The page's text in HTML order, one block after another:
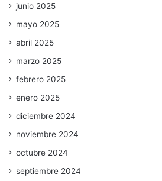
junio 2025
mayo 2025
abril 2025
marzo 2025
febrero 2025
enero 2025
diciembre 2024
noviembre 2024
octubre 2024
septiembre 2024